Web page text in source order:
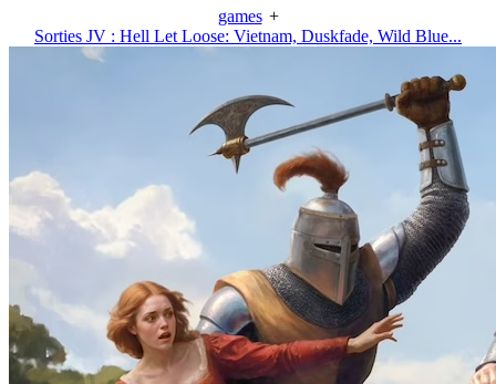
games +
Sorties JV : Hell Let Loose: Vietnam, Duskfade, Wild Blue...